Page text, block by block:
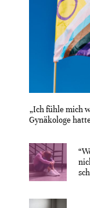
„Ich fühle mich
Gynäkologe